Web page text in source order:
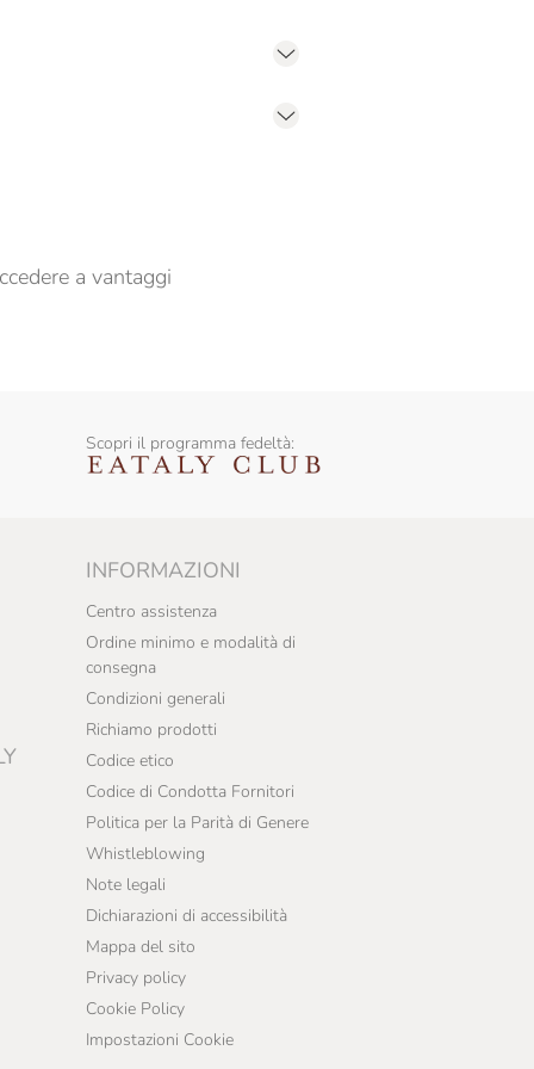
a vantaggi
Scopri il programma fedeltà:
INFORMAZIONI
Centro assistenza
Ordine minimo e modalità di
consegna
Condizioni generali
Richiamo prodotti
Codice etico
Codice di Condotta Fornitori
Politica per la Parità di Genere
Whistleblowing
Note legali
Dichiarazioni di accessibilità
Mappa del sito
Privacy policy
Cookie Policy
Impostazioni Cookie